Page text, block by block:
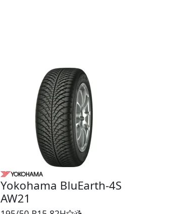
Yokohama BluEarth-4S
AW21